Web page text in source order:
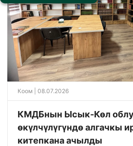
Коом | 08.07.2026
КМДБнын Ысык-Көл
өкүлчүлүгүндө алгачкы
китепкана ачылды